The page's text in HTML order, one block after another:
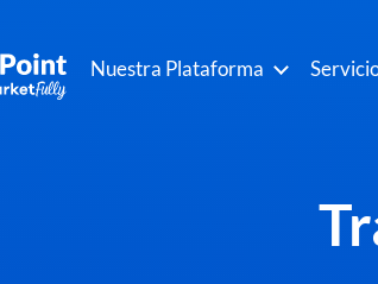
Nuestra Plataforma